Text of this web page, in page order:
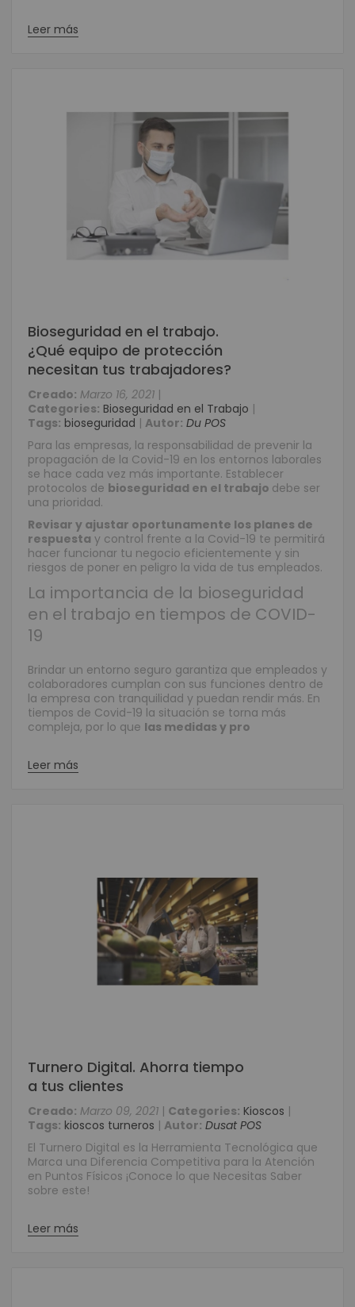
Leer más
Bioseguridad en el trabajo.
¿Qué equipo de protección
necesitan tus trabajadores?
Creado: Marzo 16, 2021 |
Categories: Bioseguridad en el Trabajo |
Tags: bioseguridad | Autor: Du POS
Para las empresas, la responsabilidad de prevenir la
propagación de la Covid-19 en los entornos laborales
se hace cada vez más importante. Establecer
protocolos de bioseguridad en el trabajo debe ser
una prioridad.
Revisar y ajustar oportunamente los planes de
respuesta y control frente a la Covid-19 te permitirá
hacer funcionar tu negocio eficientemente y sin
riesgos de poner en peligro la vida de tus empleados.
La importancia de la bioseguridad
en el trabajo en tiempos de COVID-
19
Brindar un entorno seguro garantiza que empleados y
colaboradores cumplan con sus funciones dentro de
la empresa con tranquilidad y puedan rendir más. En
tiempos de Covid-19 la situación se torna más
compleja, por lo que las medidas y pro
Leer más
Turnero Digital. Ahorra tiempo
a tus clientes
Creado: Marzo 09, 2021 | Categories: Kioscos |
Tags: kioscos turneros | Autor: Dusat POS
El Turnero Digital es la Herramienta Tecnológica que
Marca una Diferencia Competitiva para la Atención
en Puntos Físicos ¡Conoce lo que Necesitas Saber
sobre este!
Leer más